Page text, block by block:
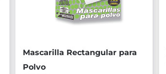
Mascarilla Rectangular para
Polvo